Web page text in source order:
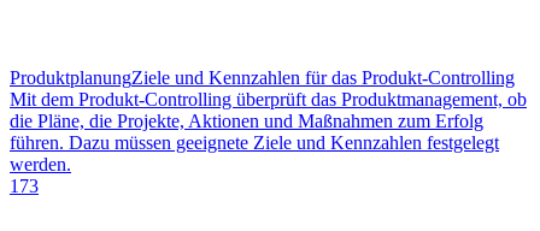
ProduktplanungZiele und Kennzahlen für das Produkt-Controlling
Mit dem Produkt-Controlling überprüft das Produktmanagement, ob
die Pläne, die Projekte, Aktionen und Maßnahmen zum Erfolg
führen. Dazu müssen geeignete Ziele und Kennzahlen festgelegt
werden.
173